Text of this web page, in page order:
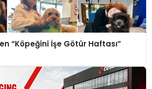
“Köpeğini İşe Götür Haftası”